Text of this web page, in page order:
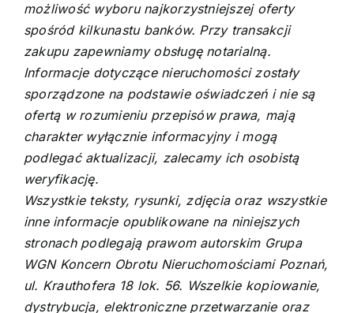
możliwość wyboru najkorzystniejszej oferty
spośród kilkunastu banków. Przy transakcji
zakupu zapewniamy obsługę notarialną.
Informacje dotyczące nieruchomości zostały
sporządzone na podstawie oświadczeń i nie są
ofertą w rozumieniu przepisów prawa, mają
charakter wyłącznie informacyjny i mogą
podlegać aktualizacji, zalecamy ich osobistą
weryfikację.
Wszystkie teksty, rysunki, zdjęcia oraz wszystkie
inne informacje opublikowane na niniejszych
stronach podlegają prawom autorskim Grupa
WGN Koncern Obrotu Nieruchomościami Poznań,
ul. Krauthofera 18 lok. 56. Wszelkie kopiowanie,
dystrybucja, elektroniczne przetwarzanie oraz